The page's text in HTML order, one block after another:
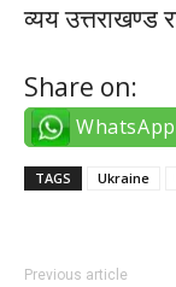
व्यय उत्तराखण्ड
Share on:
WhatsApp
TAGS Ukraine
Previous article